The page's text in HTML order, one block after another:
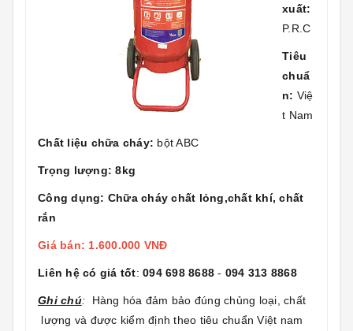
xuất:
P.R.C
Tiêu
chuẩ
n: Việ
t Nam
Chất liệu chữa cháy: bột ABC
Trọng lượng: 8kg
Công dụng: Chữa cháy chất lỏng,chất khí, chất
rắn
Giá bán: 1.600.000 VNĐ
Liên hệ có giá tốt: 094 698 8688 - 094 313 8868
Ghi chú: Hàng hóa đảm bảo đúng chủng loại, chất
lượng và được kiểm định theo tiêu chuẩn Việt nam